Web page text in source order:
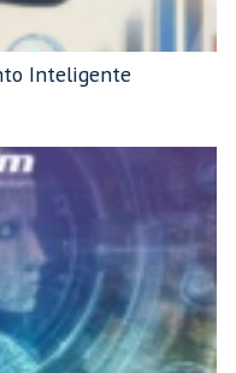
Inteligente